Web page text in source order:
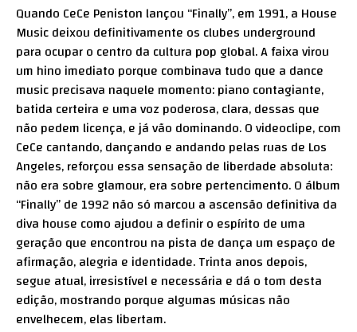
Quando CeCe Peniston lançou “Finally”, em 1991, a House
Music deixou definitivamente os clubes underground
para ocupar o centro da cultura pop global. A faixa virou
um hino imediato porque combinava tudo que a dance
music precisava naquele momento: piano contagiante,
batida certeira e uma voz poderosa, clara, dessas que
não pedem licença, e já vão dominando. O videoclipe, com
CeCe cantando, dançando e andando pelas ruas de Los
Angeles, reforçou essa sensação de liberdade absoluta:
não era sobre glamour, era sobre pertencimento. O álbum
“Finally” de 1992 não só marcou a ascensão definitiva da
diva house como ajudou a definir o espírito de uma
geração que encontrou na pista de dança um espaço de
afirmação, alegria e identidade. Trinta anos depois,
segue atual, irresistível e necessária e dá o tom desta
edição, mostrando porque algumas músicas não
envelhecem, elas libertam.